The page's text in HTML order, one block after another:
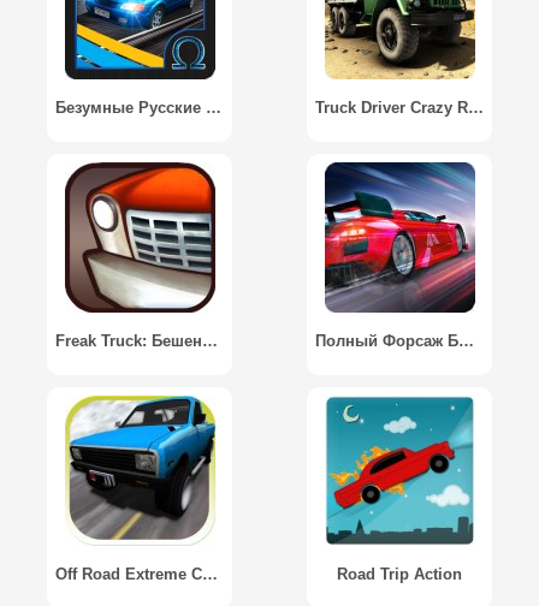
Безумные Русские Гонки / Crazy Russian Race Truck Driver Crazy Road 2
Freak Truck: Бешеные гонки на машинах / Freak Truck: Crazy Car Racing Полный Форсаж Быстрые Гонки / Real Racing Nitro City
Off Road Extreme Cars Racing / Экстремальные гонки Автомобили Road Trip Action